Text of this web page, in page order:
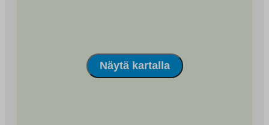
Näytä kartalla